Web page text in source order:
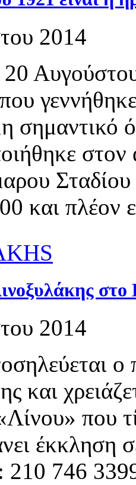
2014
20
σημαντικό
στον
και πλέον
2014
ο
και
που
έκκληση
746